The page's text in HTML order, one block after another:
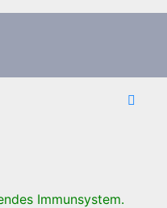
Immunsystem.